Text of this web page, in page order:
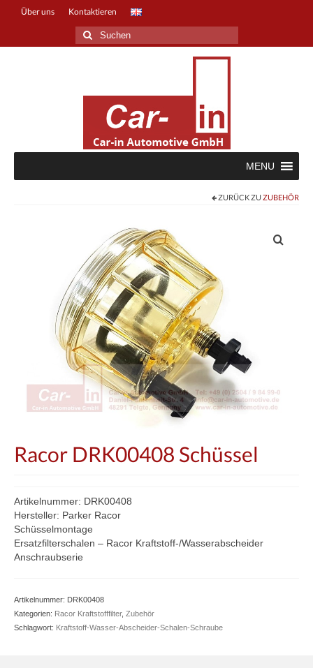
Über uns Kontaktieren
Suche
nach:
MENU
ZURÜCK ZUZUBEHÖR
Racor DRK00408 Schüssel
Artikelnummer: DRK00408
Hersteller: Parker Racor
Schüsselmontage
Ersatzfilterschalen – Racor Kraftstoff-/Wasserabscheider
Anschraubserie
Artikelnummer: DRK00408
Kategorien: Racor Kraftstofffilter, Zubehör
Schlagwort: Kraftstoff-Wasser-Abscheider-Schalen-Schraube